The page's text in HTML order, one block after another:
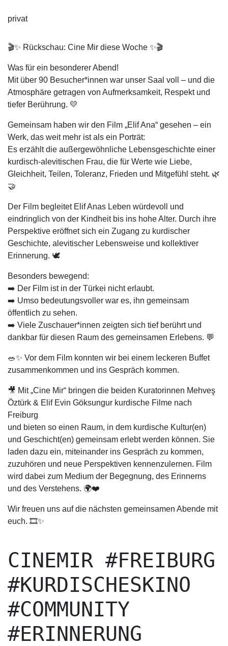
privat
🎬✨ Rückschau: Cine Mir diese Woche ✨🎬
Was für ein besonderer Abend!
Mit über 90 Besucher*innen war unser Saal voll – und die
Atmosphäre getragen von Aufmerksamkeit, Respekt und
tiefer Berührung. 💛
Gemeinsam haben wir den Film „Elif Ana“ gesehen – ein
Werk, das weit mehr ist als ein Porträt:
Es erzählt die außergewöhnliche Lebensgeschichte einer
kurdisch-alevitischen Frau, die für Werte wie Liebe,
Gleichheit, Teilen, Toleranz, Frieden und Mitgefühl steht. 🌿
🤝
Der Film begleitet Elif Anas Leben würdevoll und
eindringlich von der Kindheit bis ins hohe Alter. Durch ihre
Perspektive eröffnet sich ein Zugang zu kurdischer
Geschichte, alevitischer Lebensweise und kollektiver
Erinnerung. 🕊
Besonders bewegend:
➡️ Der Film ist in der Türkei nicht erlaubt.
➡️ Umso bedeutungsvoller war es, ihn gemeinsam
öffentlich zu sehen.
➡️ Viele Zuschauer*innen zeigten sich tief berührt und
dankbar für diesen Raum des gemeinsamen Erlebens. 💬
🥗✨ Vor dem Film konnten wir bei einem leckeren Buffet
zusammenkommen und ins Gespräch kommen.
🎥 Mit „Cine Mir“ bringen die beiden Kuratorinnen Mehveş
Öztürk & Elif Evin Göksungur kurdische Filme nach
Freiburg
und bieten so einen Raum, in dem kurdische Kultur(en)
und Geschicht(en) gemeinsam erlebt werden können. Sie
laden dazu ein, miteinander ins Gespräch zu kommen,
zuzuhören und neue Perspektiven kennenzulernen. Film
wird dabei zum Medium der Begegnung, des Erinnerns
und des Verstehens. 🌍❤️
Wir freuen uns auf die nächsten gemeinsamen Abende mit
euch. 🎞✨
CINEMIR #FREIBURG
#KURDISCHESKINO
#COMMUNITY
#ERINNERUNG